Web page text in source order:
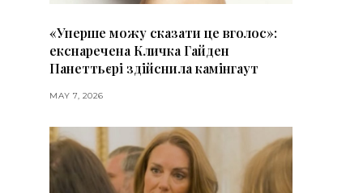
«Уперше можу сказати це вголос»:
екснаречена Кличка Гайден
Панеттьєрі здійснила камінгаут
MAY 7, 2026